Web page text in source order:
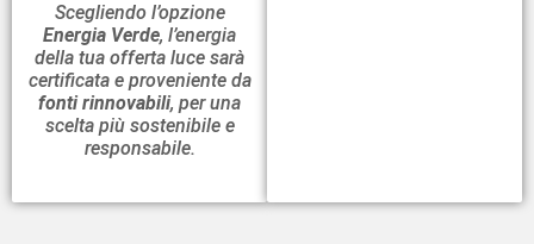
Scegliendo l’opzione
Energia Verde, l’energia
della tua offerta luce sarà
certificata e proveniente da
fonti rinnovabili, per una
scelta più sostenibile e
responsabile.